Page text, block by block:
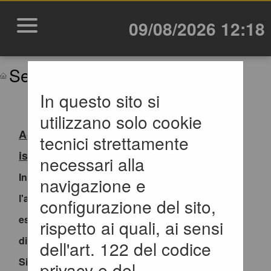
09/08/2026 12:18
Sei qui:
In questo sito si
utilizzano solo cookie
tecnici strettamente
necessari alla
navigazione e
configurazione del sito,
rispetto ai quali, ai sensi
dell'art. 122 del codice
Accesso al Portale Gare con SPID/CIE:
istruzioni
In ottemperanza alle normative vigenti AgID,
l'accesso al portale gare è consentito
esclusivamente tramite i sistemi di identità
digitale.
Si invitano pertanto gli OO.EE. registrati al